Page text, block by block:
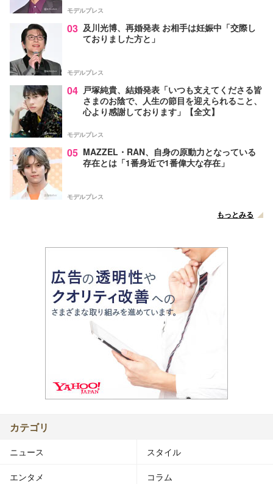
モデルプレス
03 及川光博、再婚発表 お相手は妊娠中「交際し
ておりました方と」
モデルプレス
04 戸塚純貴、結婚発表「いつも支えてくださる皆
さまのお陰で、人生の節目を迎えられること、
心より感謝しております」【全文】
モデルプレス
05 MAZZEL・RAN、自身の原動力となっている
存在とは「1番身近で1番偉大な存在」
モデルプレス
もっとみる
カテゴリ
ニュース スタイル
エンタメ コラム